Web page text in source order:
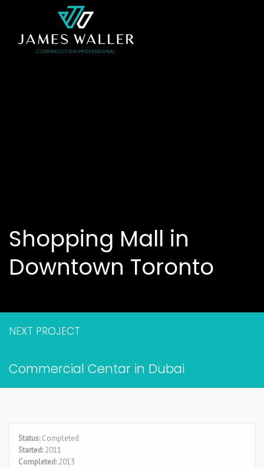
Shopping Mall in
Downtown Toronto
NEXT PROJECT
Commercial Centar in Dubai
Status:Completed
Started:2011
Completed:2013